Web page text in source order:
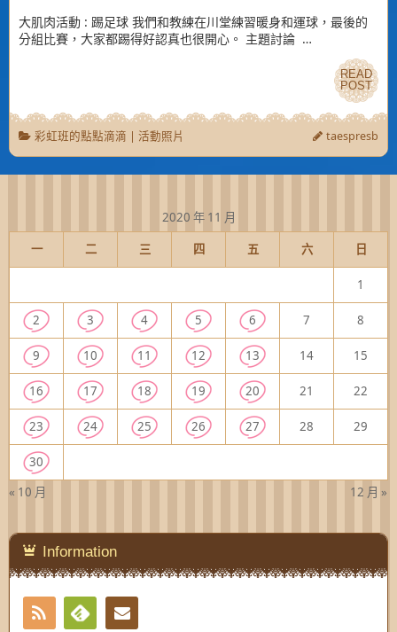
大肌肉活動 : 踢足球 我們和教練在川堂練習暖身和運球，最後的
分組比賽，大家都踢得好認真也很開心。 主題討論 …
READ
POST
READ
POST
彩虹班的點點滴滴 | 活動照片 taespresb
2020 年 11 月
一
二 三 四 五 六 日
« 10 月 12 月 »
1
2 3 4 5 6 7 8
9 10 11 12 13 14 15
16 17 18 19 20 21 22
23 24 25 26 27 28 29
30
Information
RSS